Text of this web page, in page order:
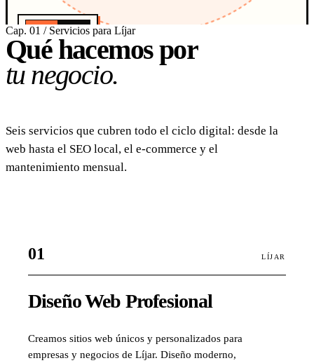
0 · 1km
ESCALA · APROX
★ PROYECCIÓN WEB MERCATOR · OSM · CARTO
PLATANITO RICO · CARTOGRAFÍA · 2026
Cap. 01 / Servicios para Líjar
Qué hacemos por
tu negocio.
Seis servicios que cubren todo el ciclo digital: desde la
web hasta el SEO local, el e-commerce y el
mantenimiento mensual.
01 LÍJAR
Diseño Web Profesional
Creamos sitios web únicos y personalizados para
empresas y negocios de Líjar. Diseño moderno,